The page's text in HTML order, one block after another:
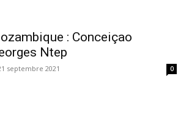
: Conceiçao
Ntep
septembre 2021 0